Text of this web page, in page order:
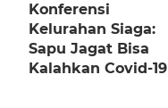
Konferensi
Kelurahan Siaga:
Sapu Jagat Bisa
Kalahkan Covid-19